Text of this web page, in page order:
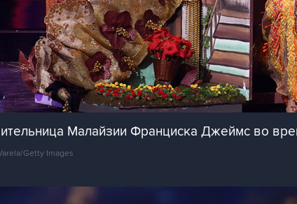
Малайзии Франциска Джеймс во
Getty Images